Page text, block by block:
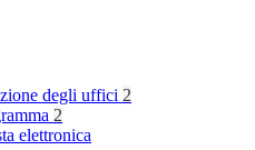
degli uffici 2
2
elettronica